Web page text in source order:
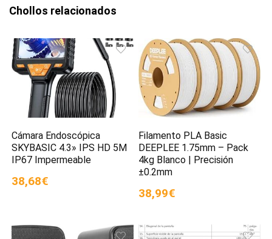
Chollos relacionados
Cámara Endoscópica
SKYBASIC 4.3» IPS HD 5M
IP67 Impermeable
38,68€
Filamento PLA Basic
DEEPLEE 1.75mm – Pack
4kg Blanco | Precisión
±0.2mm
38,99€